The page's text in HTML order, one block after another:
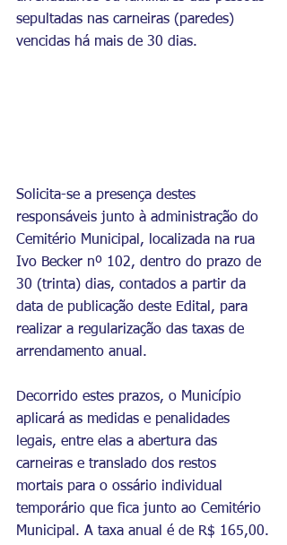
sepultadas nas carneiras (paredes)
vencidas há mais de 30 dias.
Solicita-se a presença destes
responsáveis junto à administração do
Cemitério Municipal, localizada na rua
Ivo Becker nº 102, dentro do prazo de
30 (trinta) dias, contados a partir da
data de publicação deste Edital, para
realizar a regularização das taxas de
arrendamento anual.
Decorrido estes prazos, o Município
aplicará as medidas e penalidades
legais, entre elas a abertura das
carneiras e translado dos restos
mortais para o ossário individual
temporário que fica junto ao Cemitério
Municipal. A taxa anual é de R$ 165,00.